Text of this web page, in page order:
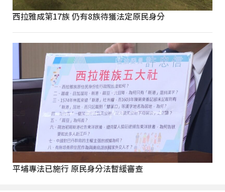
西拉雅成第17族 仍有8族待獲法定原民身分
平埔專法已施行 原民身分法暫緩審查